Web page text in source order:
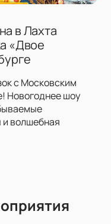
в Лахта
«Двое
с Московским
Новогоднее шоу
и волшебная